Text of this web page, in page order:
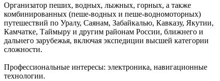
Организатор пеших, водных, лыжных, горных, а также
комбинированных (пеше-водных и пеше-водномоторных)
путешествий по Уралу, Саянам, Забайкалью, Кавказу, Якутии,
Камчатке, Таймыру и другим районам России, ближнего и
дальнего зарубежья, включая экспедиции высшей категории
сложности.
Профессиональные интересы: электроника, навигационные
технологии.